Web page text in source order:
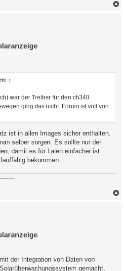
↑
war der Treiber für den ch340
ging das nicht. Forum ist voll von
ist in allen Images sicher enthalten.
selber sorgen. Es sollte nur der
damit es für Laien einfacher ist.
bekommen.
der Integration von Daten von
gemacht,